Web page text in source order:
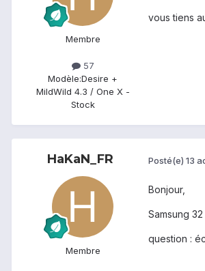
Membre
57
Modèle:Desire +
MildWild 4.3 / One X -
Stock
vous tiens
HaKaN_FR
Membre
Posté(e) 13
Bonjour,
Samsung
question :